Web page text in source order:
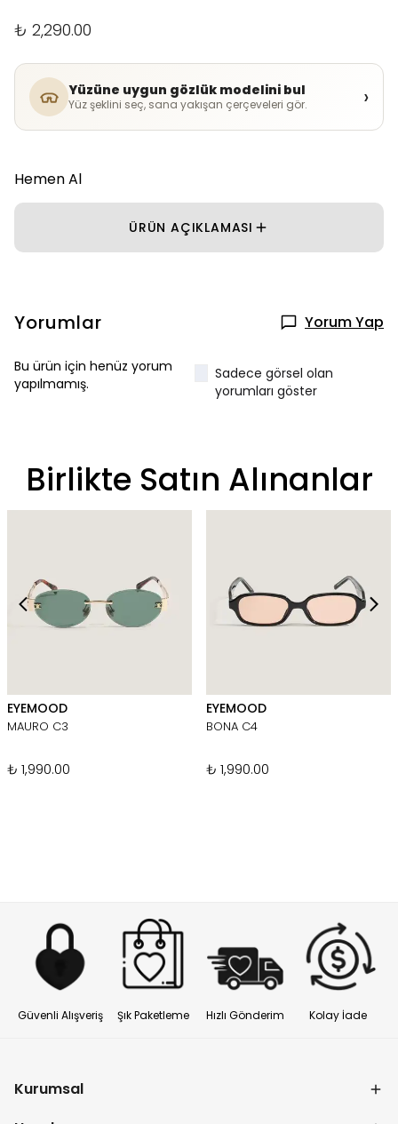
₺ 2,290.00
Yüzüne uygun gözlük modelini bul
Yüz şeklini seç, sana yakışan çerçeveleri gör. ›
Hemen Al
ÜRÜN AÇIKLAMASI
Yorumlar Yorum Yap
Bu ürün için henüz yorum
yapılmamış.
Sadece görsel olan
yorumları göster
Birlikte Satın Alınanlar
EYEMOOD
MAURO C3
₺ 1,990.00
EYEMOOD
BONA C4
₺ 1,990.00
Güvenli Alışveriş Şık Paketleme Hızlı Gönderim Kolay İade
Kurumsal